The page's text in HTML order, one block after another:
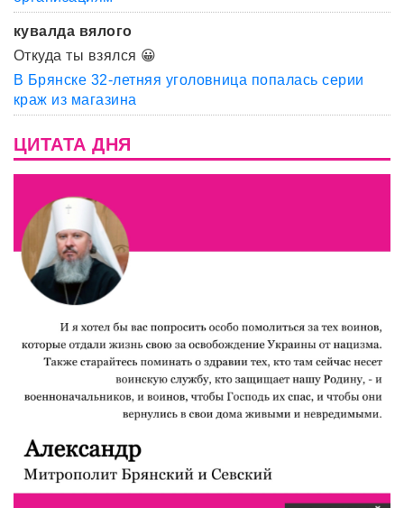
кувалда вялого
Откуда ты взялся 😀
В Брянске 32-летняя уголовница попалась серии
краж из магазина
ЦИТАТА ДНЯ